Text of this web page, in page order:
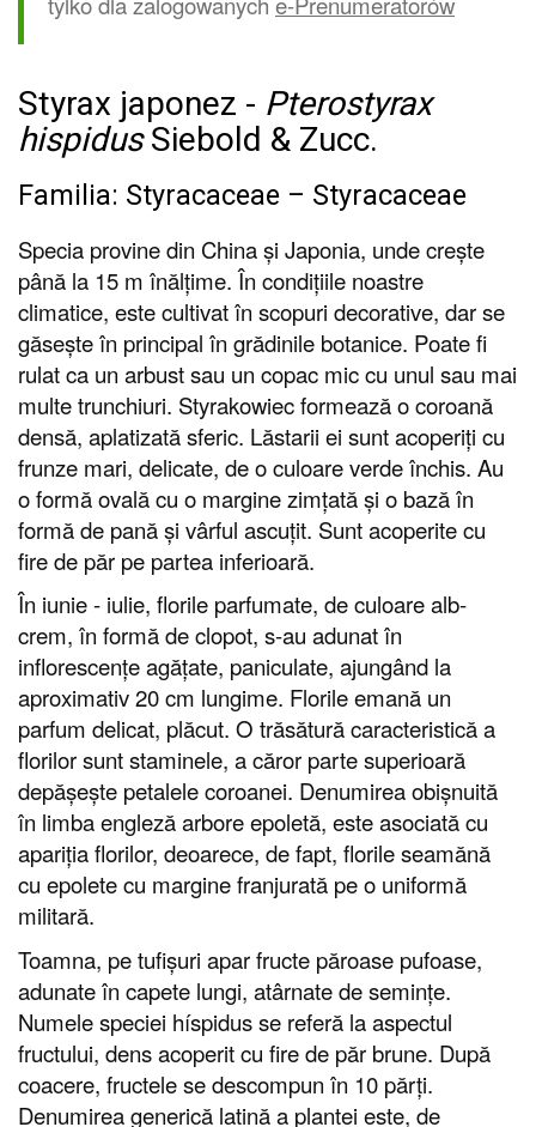
Styrax japonez - Pterostyrax
hispidusSiebold & Zucc.
Familia: Styracaceae – Styracaceae
Specia provine din China și Japonia, unde crește
până la 15 m înălțime. În condițiile noastre
climatice, este cultivat în scopuri decorative, dar se
găsește în principal în grădinile botanice. Poate fi
rulat ca un arbust sau un copac mic cu unul sau mai
multe trunchiuri. Styrakowiec formează o coroană
densă, aplatizată sferic. Lăstarii ei sunt acoperiți cu
frunze mari, delicate, de o culoare verde închis. Au
o formă ovală cu o margine zimțată și o bază în
formă de pană și vârful ascuțit. Sunt acoperite cu
fire de păr pe partea inferioară.
În iunie - iulie, florile parfumate, de culoare alb-
crem, în formă de clopot, s-au adunat în
inflorescențe agățate, paniculate, ajungând la
aproximativ 20 cm lungime. Florile emană un
parfum delicat, plăcut. O trăsătură caracteristică a
florilor sunt staminele, a căror parte superioară
depășește petalele coroanei. Denumirea obișnuită
în limba engleză arbore epoletă, este asociată cu
apariția florilor, deoarece, de fapt, florile seamănă
cu epolete cu margine franjurată pe o uniformă
militară.
Toamna, pe tufișuri apar fructe păroase pufoase,
adunate în capete lungi, atârnate de semințe.
Numele speciei híspidus se referă la aspectul
fructului, dens acoperit cu fire de păr brune. După
coacere, fructele se descompun în 10 părți.
Denumirea generică latină a plantei este, de